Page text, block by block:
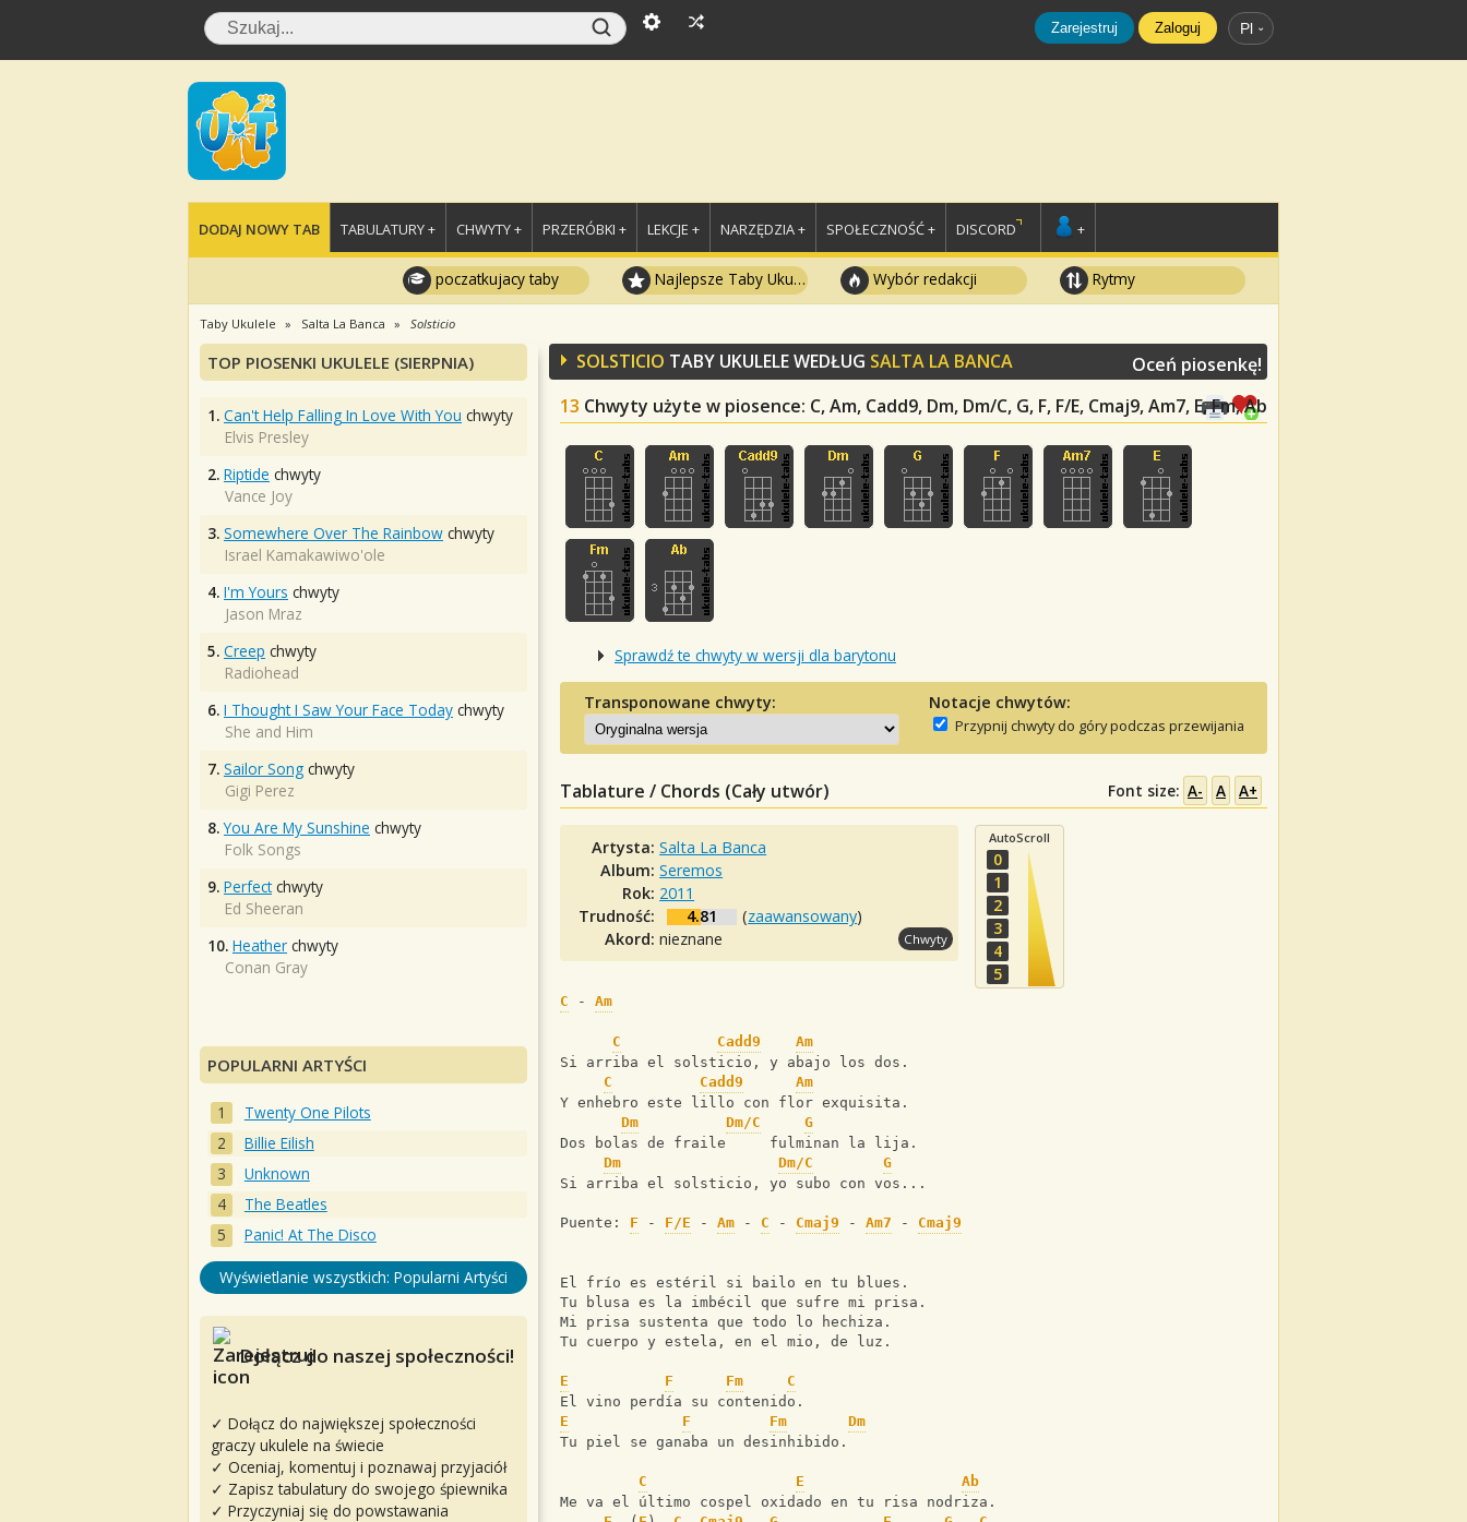
Zarejestruj Zaloguj Pl
DODAJ NOWY TAB TABULATURY + CHWYTY + PRZERÓBKI + LEKCJE + NARZĘDZIA + SPOŁECZNOŚĆ + DISCORD +
poczatkujacy taby Najlepsze Taby Ukulele Wybór redakcji Rytmy
Taby Ukulele Salta La Banca Solsticio
SOLSTICIO TABY UKULELE WEDŁUG SALTA LA BANCA
13 Chwyty użyte w piosence: C, Am, Cadd9, Dm, Dm/C, G, F, F/E, Cmaj9, Am7, E, Fm, Ab
Oceń piosenkę!
Sprawdź te chwyty w wersji dla barytonu
Transponowane chwyty: Notacje chwytów:
Przypnij chwyty do góry podczas przewijania
Tablature / Chords (Cały utwór) Font size: A- A A+
Artysta:Salta La Banca
Album:Seremos
Rok: 2011
Trudność:
4.81 (zaawansowany)
Akord:nieznane Chwyty
AutoScroll
0
1
2
3
4
5
C - Am
C Cadd9
Am
Si arriba el solsticio, y abajo los dos.
C
Cadd9
Am
Y enhebro este lillo con flor exquisita.
Dm
Dm/C
G
Dos bolas de fraile     fulminan la lija.
Dm
Dm/C
G
Si arriba el solsticio, yo subo con vos...
Puente: F - F/E - Am - C - Cmaj9 - Am7 - Cmaj9
El frío es estéril si bailo en tu blues.
Tu blusa es la imbécil que sufre mi prisa.
Mi prisa sustenta que todo lo hechiza.
Tu cuerpo y estela, en el mio, de luz.
E F Fm
C
El vino perdía su contenido.
E
F Fm
Dm
Tu piel se ganaba un desinhibido.
C E
Ab
Me va el último cospel oxidado en tu risa nodriza.
TOP PIOSENKI UKULELE (SIERPNIA)
1. Can't Help Falling In Love With You chwyty
Elvis Presley
2. Riptide chwyty
Vance Joy
3. Somewhere Over The Rainbow chwyty
Israel Kamakawiwo'ole
4. I'm Yours chwyty
Jason Mraz
5. Creep chwyty
Radiohead
6. I Thought I Saw Your Face Today chwyty
She and Him
7. Sailor Song chwyty
Gigi Perez
8. You Are My Sunshine chwyty
Folk Songs
9. Perfectchwyty
Ed Sheeran
10. Heather chwyty
Conan Gray
POPULARNI ARTYŚCI
Twenty One Pilots
Billie Eilish
Unknown
The Beatles
Panic! At The Disco
Wyświetlanie wszystkich: Popularni Artyści
Dołącz do naszej społeczności!
✓ Dołącz do największej społeczności
graczy ukulele na świecie
✓ Oceniaj, komentuj i poznawaj przyjaciół
✓ Zapisz tabulatury do swojego śpiewnika
✓ Przyczyniaj się do powstawania